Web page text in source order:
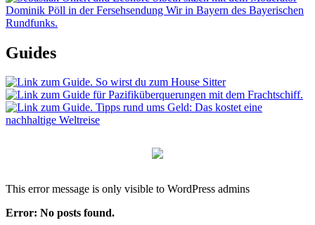
Guides
This error message is only visible to WordPress admins
Error: No posts found.